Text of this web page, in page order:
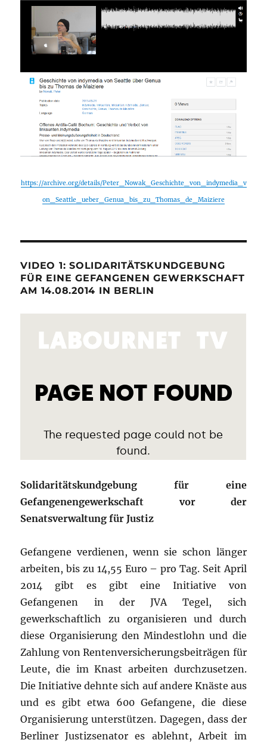
https://archive.org/details/Peter_Nowak_Geschichte_von_indymedia_v
on_Seattle_ueber_Genua_bis_zu_Thomas_de_Maiziere
VIDEO 1: SOLIDARITÄTSKUNDGEBUNG
FÜR EINE GEFANGENEN GEWERKSCHAFT
AM 14.08.2014 IN BERLIN
Solidaritätskundgebung für eine
Gefangenengewerkschaft vor der
Senatsverwaltung für Justiz
Gefangene verdienen, wenn sie schon länger
arbeiten, bis zu 14,55 Euro – pro Tag. Seit April
2014 gibt es gibt eine Initiative von
Gefangenen in der JVA Tegel, sich
gewerkschaftlich zu organisieren und durch
diese Organisierung den Mindestlohn und die
Zahlung von Rentenversicherungsbeiträgen für
Leute, die im Knast arbeiten durchzusetzen.
Die Initiative dehnte sich auf andere Knäste aus
und es gibt etwa 600 Gefangene, die diese
Organisierung unterstützen. Dagegen, dass der
Berliner Justizsenator es ablehnt, Arbeit im